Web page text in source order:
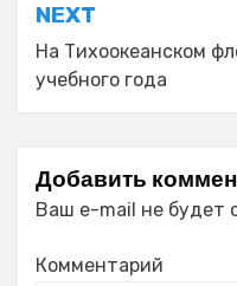
NEXT
На Тихоокеанском
учебного года
Добавить
Ваш e-mail не будет
Комментарий